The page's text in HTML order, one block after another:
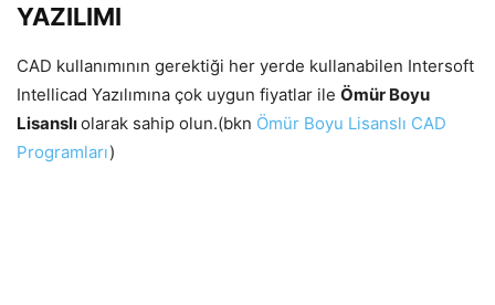
YAZILIMI
CAD kullanımının gerektiği her yerde kullanabilen Intersoft
Intellicad Yazılımına çok uygun fiyatlar ile Ömür Boyu
Lisanslıolarak sahip olun.(bkn Ömür Boyu Lisanslı CAD
Programları)